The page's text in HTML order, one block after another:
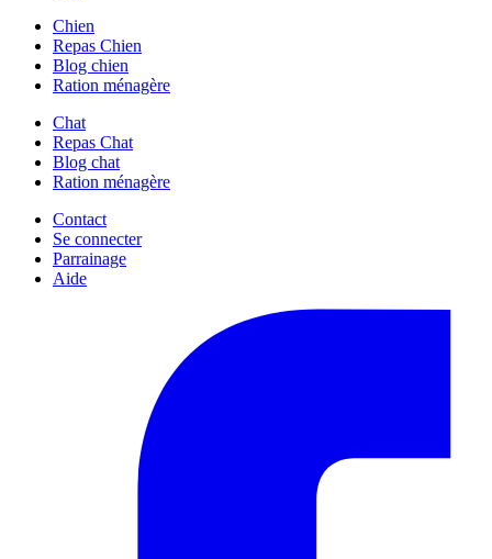
Chien
Repas Chien
Blog chien
Ration ménagère
Chat
Repas Chat
Blog chat
Ration ménagère
Contact
Se connecter
Parrainage
Aide